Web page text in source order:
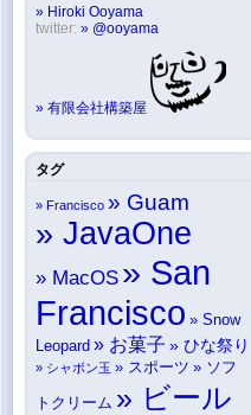
Hiroki Ooyama
twitter:
@ooyama
有限会社構築屋
タグ
Francisco Guam
JavaOne
MacOS
San
Francisco
Snow
Leopard
お菓子 ひな祭り
シャボン玉 スポーツ ソフ
トクリーム ビール